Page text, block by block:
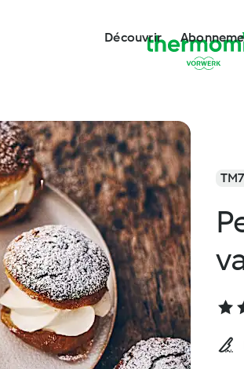
Découvrir
TM7